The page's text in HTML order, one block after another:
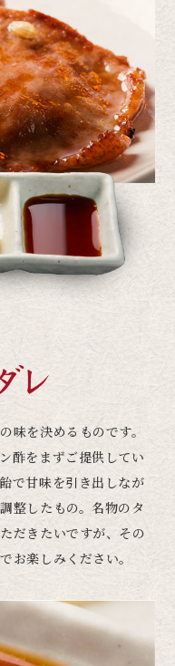
味を決めるものです。
酢をまずご提供してい
で甘味を引き出しなが
整したもの。名物のタ
だきたいですが、その
お楽しみください。